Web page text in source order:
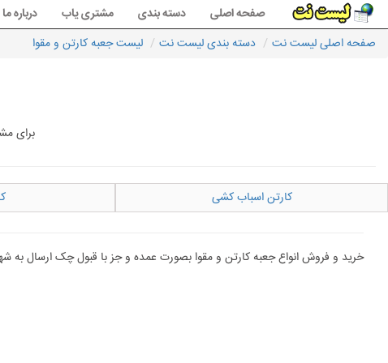
صفحه اصلی دسته بندی مشتری یاب درباره ما
صفحه اصلی لیست نت
دسته بندی لیست نت لیست جعبه کارتن و مقوا
برای
کارتن اسباب کشی
خرید و فروش انواع جعبه کارتن و مقوا بصورت عمده و جز با قبول چک ارسال به